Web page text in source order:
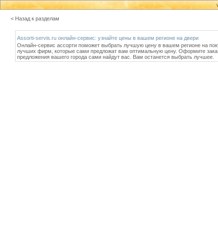
< Назад к разделам
Assorti-servis.ru онлайн-сервис: узнайте цены в вашем регионе на двери
Онлайн-сервис ассорти поможет выбрать лучшую цену в вашем регионе на
лучших фирм, которые сами предложат вам оптимальную цену. Оформите
предложения вашего города сами найдут вас. Вам останется выбрать лучшее.